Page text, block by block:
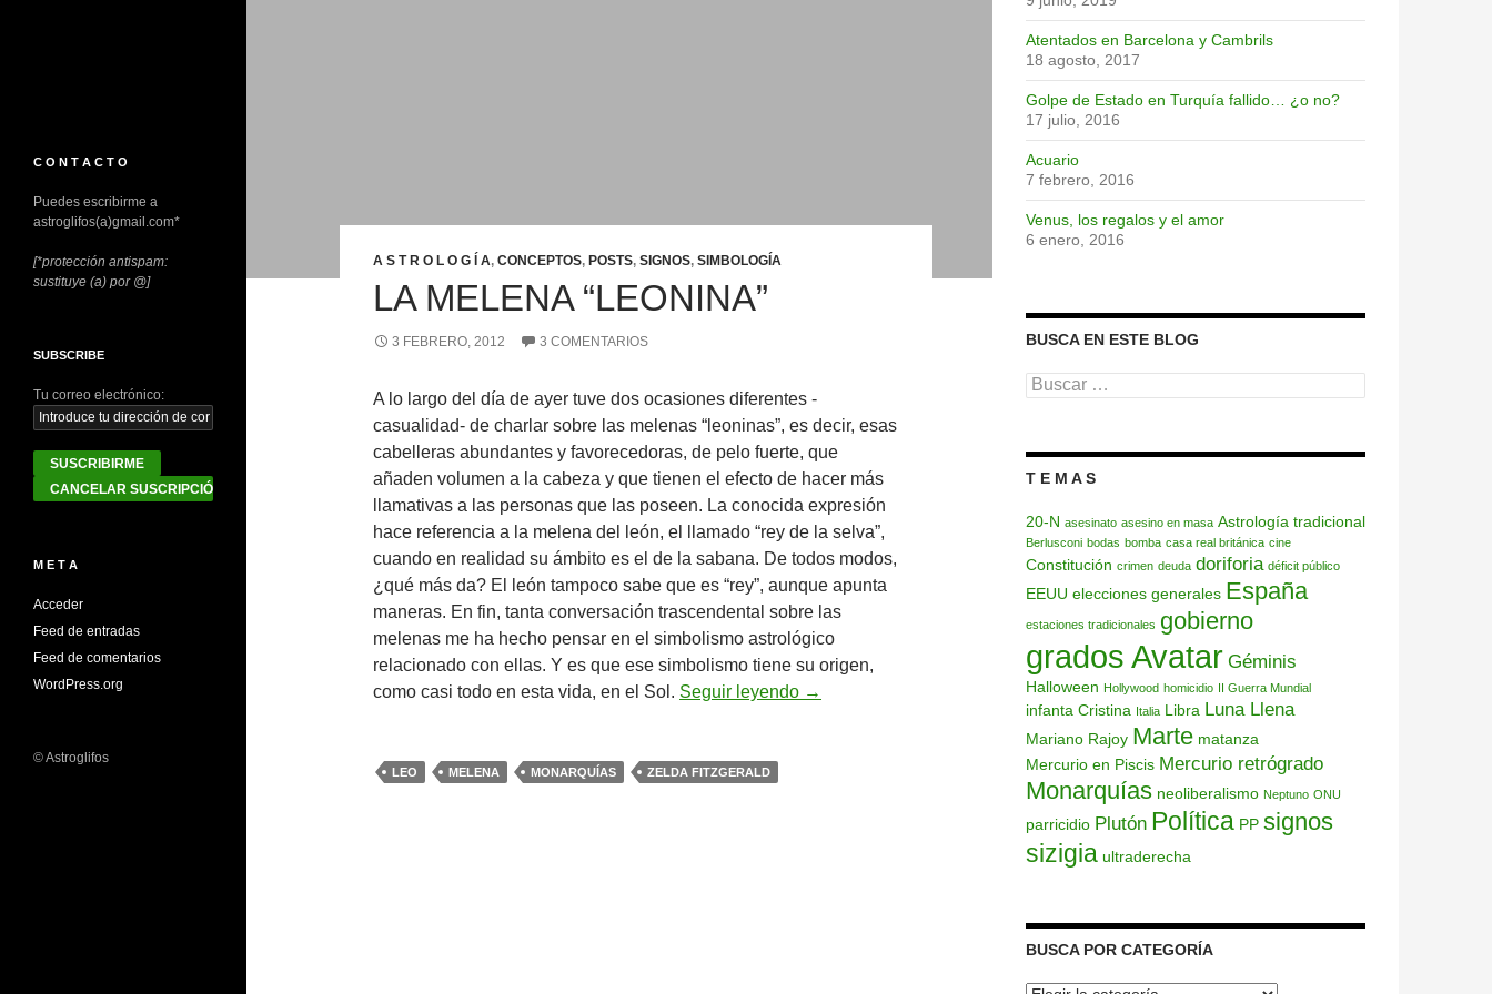
A S T R O L O G Í A, CONCEPTOS, POSTS, SIGNOS, SIMBOLOGÍA
LA MELENA “LEONINA”
3 FEBRERO, 2012 3 COMENTARIOS
A lo largo del día de ayer tuve dos ocasiones diferentes -
casualidad- de charlar sobre las melenas “leoninas”, es decir, esas
cabelleras abundantes y favorecedoras, de pelo fuerte, que
añaden volumen a la cabeza y que tienen el efecto de hacer más
llamativas a las personas que las poseen. La conocida expresión
hace referencia a la melena del león, el llamado “rey de la selva”,
cuando en realidad su ámbito es el de la sabana. De todos modos,
¿qué más da? El león tampoco sabe que es “rey”, aunque apunta
maneras. En fin, tanta conversación trascendental sobre las
melenas me ha hecho pensar en el simbolismo astrológico
relacionado con ellas. Y es que ese simbolismo tiene su origen,
como casi todo en esta vida, en el Sol. Seguir leyendo La melena “leonina”
→
LEO MELENA MONARQUÍAS ZELDA FITZGERALD
Atentados en Barcelona y Cambrils
18 agosto, 2017
Golpe de Estado en Turquía fallido… ¿o no?
17 julio, 2016
Acuario
7 febrero, 2016
Venus, los regalos y el amor
6 enero, 2016
BUSCA EN ESTE BLOG
Buscar:
T E M A S
20-N asesinato asesino en masa Astrología tradicional
Berlusconi bodas bomba casa real británica cine
Constitución crimen deuda doriforia déficit público
EEUU elecciones generales España
estaciones tradicionales gobierno
grados Avatar Géminis
Halloween Hollywood homicidio II Guerra Mundial
infanta Cristina Italia Libra Luna Llena
Mariano Rajoy Marte matanza
Mercurio en Piscis Mercurio retrógrado
Monarquías neoliberalismo Neptuno ONU
parricidio Plutón Política PP signos
sizigia ultraderecha
BUSCA POR CATEGORÍA
C O N T A C T O
Puedes escribirme a
astroglifos(a)gmail.com*
[*protección antispam:
sustituye (a) por @]
SUBSCRIBE
Tu correo electrónico:
M E T A
Acceder
Feed de entradas
Feed de comentarios
WordPress.org
© Astroglifos